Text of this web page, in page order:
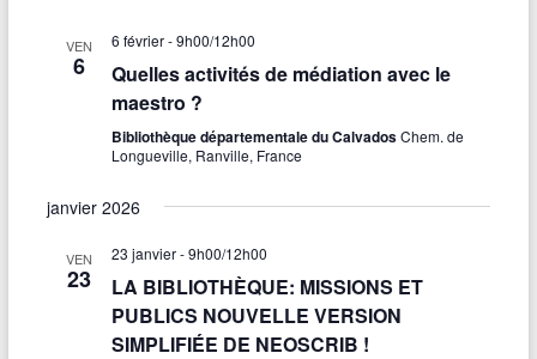
VEN
6
6 février - 9h00/12h00
Quelles activités de médiation avec le
maestro ?
Bibliothèque départementale du CalvadosChem. de
Longueville, Ranville, France
janvier 2026
VEN
23
23 janvier - 9h00/12h00
LA BIBLIOTHÈQUE: MISSIONS ET
PUBLICS NOUVELLE VERSION
SIMPLIFIÉE DE NEOSCRIB !